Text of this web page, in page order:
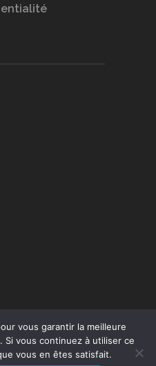
vous garantir la meilleure
vous continuez à utiliser ce
vous en êtes satisfait.